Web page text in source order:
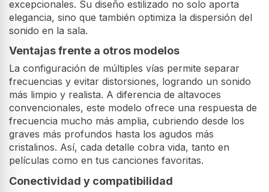
excepcionales. Su diseño estilizado no solo aporta
elegancia, sino que también optimiza la dispersión del
sonido en la sala.
Ventajas frente a otros modelos
La configuración de múltiples vías permite separar
frecuencias y evitar distorsiones, logrando un sonido
más limpio y realista. A diferencia de altavoces
convencionales, este modelo ofrece una respuesta de
frecuencia mucho más amplia, cubriendo desde los
graves más profundos hasta los agudos más
cristalinos. Así, cada detalle cobra vida, tanto en
películas como en tus canciones favoritas.
Conectividad y compatibilidad